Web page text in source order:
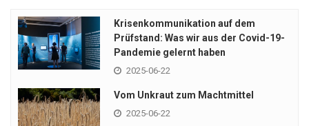
Krisenkommunikation auf dem
Prüfstand: Was wir aus der Covid-19-
Pandemie gelernt haben
2025-06-22
Vom Unkraut zum Machtmittel
2025-06-22